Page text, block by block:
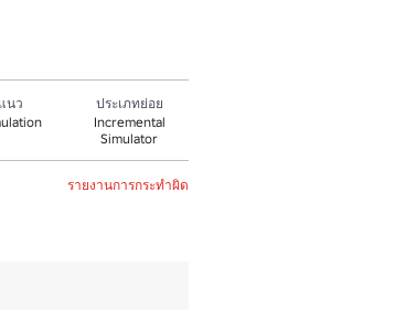
แนว
ประเภทย่อย
Incremental
Simulator
รายงานการกระทำผิด